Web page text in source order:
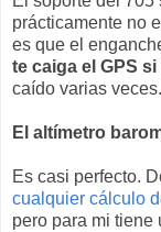
prácticamente no
es que el
te caiga el GPS
caído varias veces.
El altímetro
Es casi perfecto.
cualquier cálculo
pero para mi tiene